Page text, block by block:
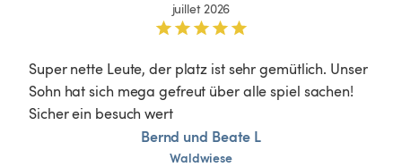
juillet 2026
Super nette Leute, der platz ist sehr gemütlich. Unser
Sohn hat sich mega gefreut über alle spiel sachen!
Sicher ein besuch wert
Bernd und Beate L
Waldwiese